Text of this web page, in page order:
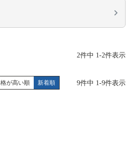
2件中 1-2件表示
が高い順 新着順 9件中 1-9件表示